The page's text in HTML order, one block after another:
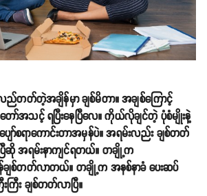
ည်တတ်တဲ့အချိန်မှာ ချစ်မိတာ။ အချစ်ကြောင့်
ာ်အသင့် ရပြီးနေပြီလေ။ ကိုယ်လိုချင်တဲ့ ပုံစံမျိုးနဲ့
ော်စရာကောင်းတာအမှန်ပဲ။ အရမ်းလည်း ချစ်တတ်
ြီဆို အရမ်းနာကျင်ရတယ်။ တချို့က
စ်တတ်လာတယ်။ တချို့က အနစ်နာခံ ပေးဆပ်
ြီး ချစ်တတ်လာပြီ။